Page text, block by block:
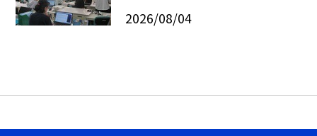
2026/08/04